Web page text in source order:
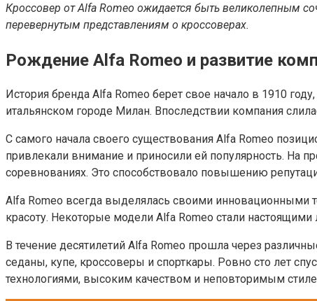
Кроссовер от Alfa Romeo ожидается быть великолепным
перевернутым представлениям о кроссоверах.
Рождение Alfa Romeo и развитие
История бренда Alfa Romeo берет свое начало в 1910
итальянском городе Милан. Впоследствии компания
С самого начала своего существования Alfa Romeo
привлекали внимание и приносили ей популярность. На
соревнованиях. Это способствовало повышению
Alfa Romeo всегда выделялась своими инновационными
красоту. Некоторые модели Alfa Romeo стали
В течение десятилетий Alfa Romeo прошла через
седаны, купе, кроссоверы и спорткары. Ровно сто лет
технологиями, высоким качеством и неповторимым